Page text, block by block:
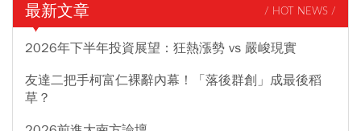
最新文章 / HOT NEWS /
2026年下半年投資展望：狂熱漲勢 vs 嚴峻現實
友達二把手柯富仁裸辭內幕！「落後群創」成最後稻
草？